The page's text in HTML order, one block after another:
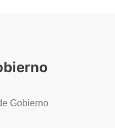
Gobierno